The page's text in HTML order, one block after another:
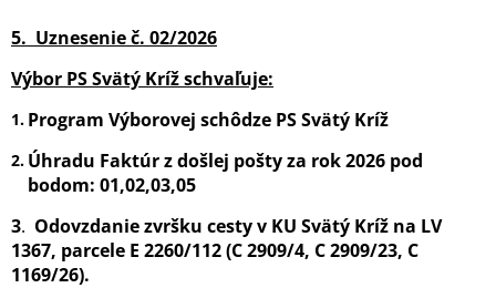
5. Uznesenie č. 02/2026
Výbor PS Svätý Kríž schvaľuje:
Program Výborovej schôdze PS Svätý Kríž
Úhradu Faktúr z došlej pošty za rok 2026 pod
bodom: 01,02,03,05
3. Odovzdanie zvršku cesty v KU Svätý Kríž na LV
1367, parcele E 2260/112 (C 2909/4, C 2909/23, C
1169/26).